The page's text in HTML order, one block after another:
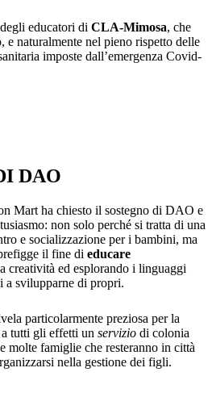
educatori di CLA-Mimosa, che
e naturalmente nel pieno rispetto delle
imposte dall’emergenza Covid-
DAO
Mart ha chiesto il sostegno di DAO e
non solo perché si tratta di una
e socializzazione per i bambini, ma
il fine di educare
creatività ed esplorando i linguaggi
a svilupparne di propri.
particolarmente preziosa per la
tutti gli effetti un servizio di colonia
molte famiglie che resteranno in città
nella gestione dei figli.